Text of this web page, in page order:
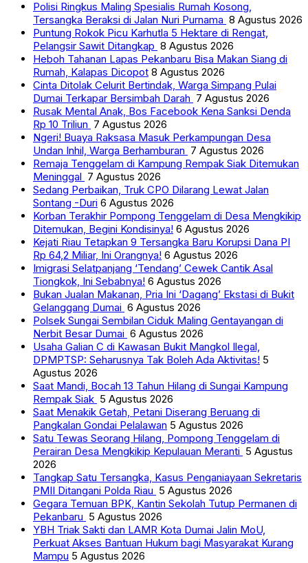
Polisi Ringkus Maling Spesialis Rumah Kosong,
Tersangka Beraksi di Jalan Nuri Purnama 8 Agustus 2026
Puntung Rokok Picu Karhutla 5 Hektare di Rengat,
Pelangsir Sawit Ditangkap 8 Agustus 2026
Heboh Tahanan Lapas Pekanbaru Bisa Makan Siang di
Rumah, Kalapas Dicopot 8 Agustus 2026
Cinta Ditolak Celurit Bertindak, Warga Simpang Pulai
Dumai Terkapar Bersimbah Darah 7 Agustus 2026
Rusak Mental Anak, Bos Facebook Kena Sanksi Denda
Rp 10 Triliun 7 Agustus 2026
Ngeri! Buaya Raksasa Masuk Perkampungan Desa
Undan Inhil, Warga Berhamburan 7 Agustus 2026
Remaja Tenggelam di Kampung Rempak Siak Ditemukan
Meninggal 7 Agustus 2026
Sedang Perbaikan, Truk CPO Dilarang Lewat Jalan
Sontang -Duri 6 Agustus 2026
Korban Terakhir Pompong Tenggelam di Desa Mengkikip
Ditemukan, Begini Kondisinya! 6 Agustus 2026
Kejati Riau Tetapkan 9 Tersangka Baru Korupsi Dana PI
Rp 64,2 Miliar, Ini Orangnya! 6 Agustus 2026
Imigrasi Selatpanjang ‘Tendang’ Cewek Cantik Asal
Tiongkok, Ini Sebabnya! 6 Agustus 2026
Bukan Jualan Makanan, Pria Ini ‘Dagang’ Ekstasi di Bukit
Gelanggang Dumai 6 Agustus 2026
Polsek Sungai Sembilan Ciduk Maling Gentayangan di
Nerbit Besar Dumai 6 Agustus 2026
Usaha Galian C di Kawasan Bukit Mangkol Ilegal,
DPMPTSP: Seharusnya Tak Boleh Ada Aktivitas! 5
Agustus 2026
Saat Mandi, Bocah 13 Tahun Hilang di Sungai Kampung
Rempak Siak 5 Agustus 2026
Saat Menakik Getah, Petani Diserang Beruang di
Pangkalan Gondai Pelalawan 5 Agustus 2026
Satu Tewas Seorang Hilang, Pompong Tenggelam di
Perairan Desa Mengkikip Kepulauan Meranti 5 Agustus
2026
Tangkap Satu Tersangka, Kasus Penganiayaan Sekretaris
PMII Ditangani Polda Riau 5 Agustus 2026
Gegara Temuan BPK, Kantin Sekolah Tutup Permanen di
Pekanbaru 5 Agustus 2026
YBH Triak Sakti dan LAMR Kota Dumai Jalin MoU,
Perkuat Akses Bantuan Hukum bagi Masyarakat Kurang
Mampu 5 Agustus 2026